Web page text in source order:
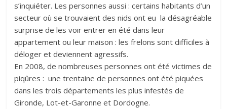
s’inquiéter. Les personnes aussi : certains habitants d’un
secteur où se trouvaient des nids ont eu la désagréable
surprise de les voir entrer en été dans leur
appartement ou leur maison : les frelons sont difficiles à
déloger et deviennent agressifs.
En 2008, de nombreuses personnes ont été victimes de
piqûres : une trentaine de personnes ont été piquées
dans les trois départements les plus infestés de
Gironde, Lot-et-Garonne et Dordogne.